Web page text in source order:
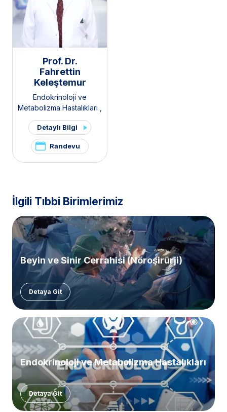
Prof. Dr.
Fahrettin
Keleştemur
Endokrinoloji ve
Metabolizma Hastalıkları
İç Hastalıkları,Tiroid -
Paratiroid Hastalıkları ve
Cerrahisi Kliniği,Hipofiz
Kliniği, Polikistik Over
Sendromu / PKOS ve
Detaylı Bilgi
Randevu
İlgili Tıbbi Birimlerimiz
Beyin ve Sinir Cerrahisi (Nöroşirürji)
Detaya Git
Endokrinoloji ve Metabolizma Hastalıkları
Detaya Git